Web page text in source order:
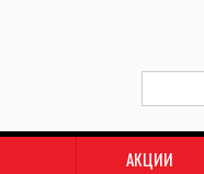
АКЦИИ